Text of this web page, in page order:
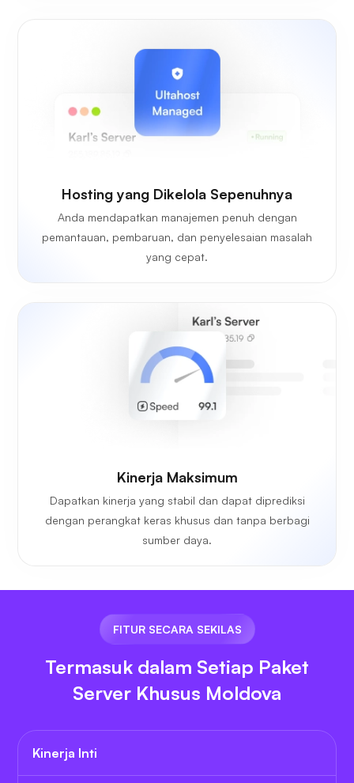
Hosting yang Dikelola Sepenuhnya
Anda mendapatkan manajemen penuh dengan
pemantauan, pembaruan, dan penyelesaian masalah
yang cepat.
Kinerja Maksimum
Dapatkan kinerja yang stabil dan dapat diprediksi
dengan perangkat keras khusus dan tanpa berbagi
sumber daya.
FITUR SECARA SEKILAS
Termasuk dalam Setiap Paket
Server Khusus Moldova
Kinerja Inti